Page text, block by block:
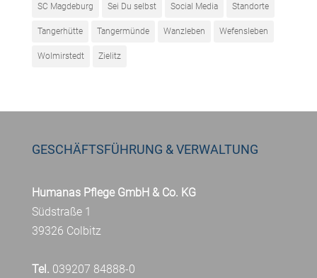
SC Magdeburg Sei Du selbst Social Media Standorte
Tangerhütte Tangermünde Wanzleben Wefensleben
Wolmirstedt Zielitz
GESCHÄFTSFÜHRUNG & VERWALTUNG
Humanas Pflege GmbH & Co. KG
Südstraße 1
39326 Colbitz
Tel. 039207 84888-0